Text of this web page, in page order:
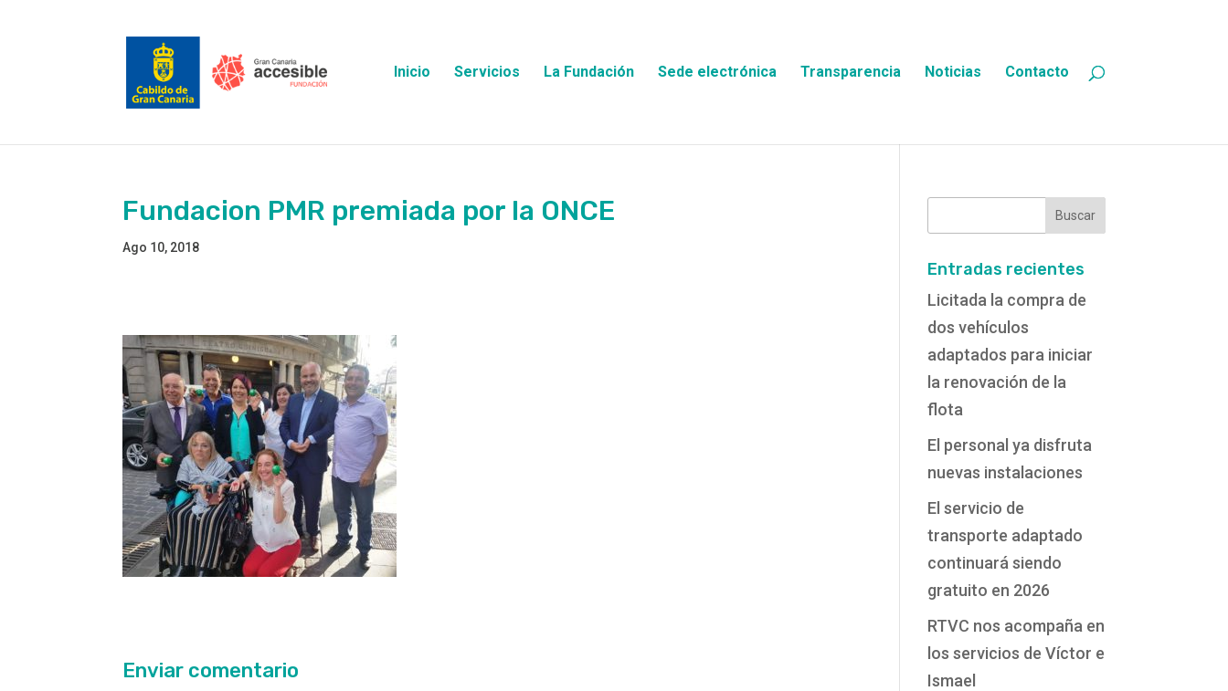
Inicio Servicios La Fundación Sede electrónica Transparencia Noticias Contacto
Fundacion PMR premiada por la ONCE
Ago 10, 2018
Enviar comentario
Entradas recientes
Licitada la compra de
dos vehículos
adaptados para iniciar
la renovación de la
flota
El personal ya disfruta
nuevas instalaciones
El servicio de
transporte adaptado
continuará siendo
gratuito en 2026
RTVC nos acompaña en
los servicios de Víctor e
Ismael